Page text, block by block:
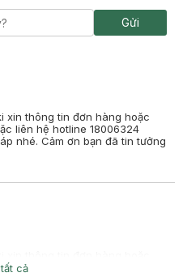
Gửi
xin thông tin đơn hàng hoặc
liên hệ hotline 18006324
nhé. Cảm ơn bạn đã tin tưởng
liên hệ hotline 18006324
cả